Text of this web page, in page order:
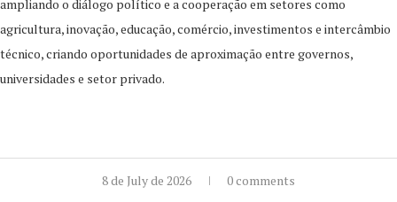
ampliando o diálogo político e a cooperação em setores como
agricultura, inovação, educação, comércio, investimentos e intercâmbio
técnico, criando oportunidades de aproximação entre governos,
universidades e setor privado.
8 de July de 2026 0 comments